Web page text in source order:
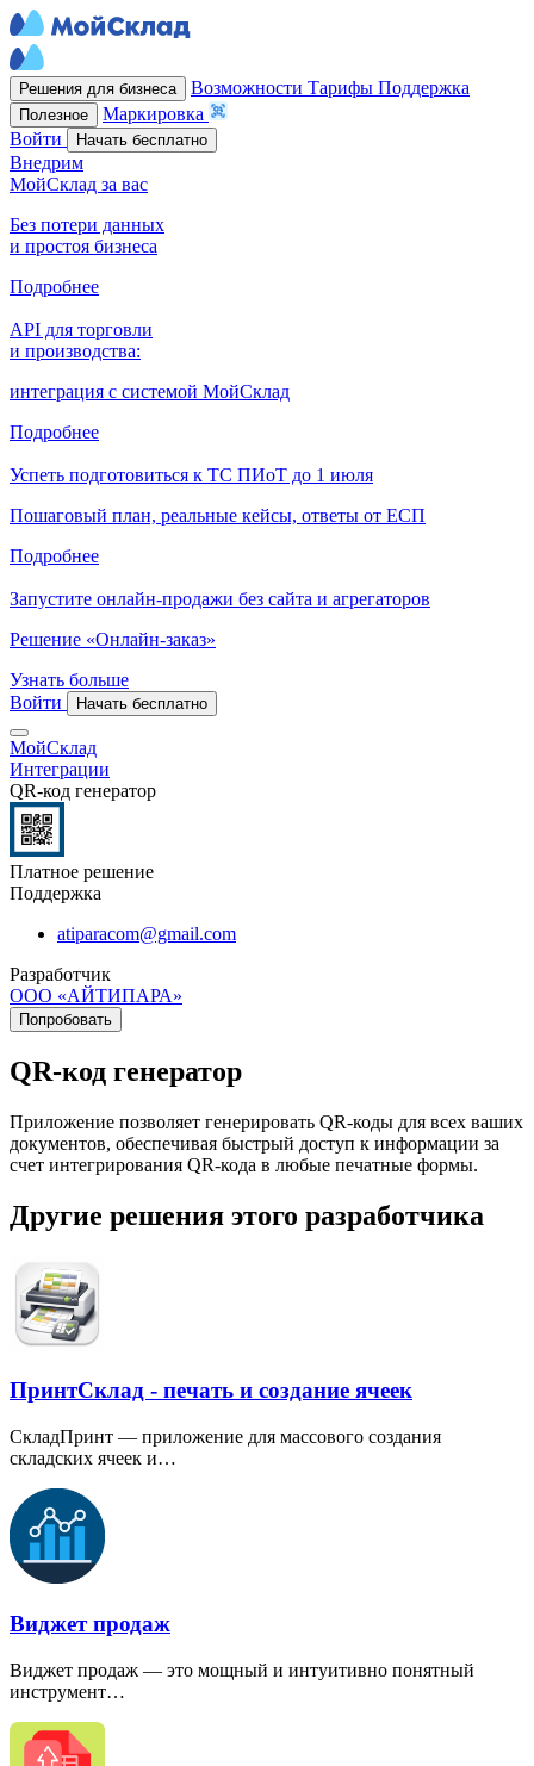
Решения для бизнеса Возможности Тарифы Поддержка
Полезное
Маркировка
Войти
Начать бесплатно
Внедрим
МойСклад за вас
Без потери данных
и простоя бизнеса
Подробнее
API для торговли
и производства:
интеграция с системой МойСклад
Подробнее
Успеть подготовиться к ТС ПИоТ до 1 июля
Пошаговый план, реальные кейсы, ответы от ЕСП
Подробнее
Запустите онлайн-продажи без сайта и агрегаторов
Решение «Онлайн-заказ»
Узнать больше
Войти
Начать бесплатно
МойСклад
Интеграции
QR-код генератор
Платное решение
Поддержка
atiparacom@gmail.com
Разработчик
ООО «АЙТИПАРА»
Попробовать
QR-код генератор
Приложение позволяет генерировать QR-коды для всех ваших
документов, обеспечивая быстрый доступ к информации за
счет интегрирования QR-кода в любые печатные формы.
Другие решения этого разработчика
ПринтСклад - печать и создание ячеек
СкладПринт — приложение для массового создания
складских ячеек и…
Виджет продаж
Виджет продаж — это мощный и интуитивно понятный
инструмент…